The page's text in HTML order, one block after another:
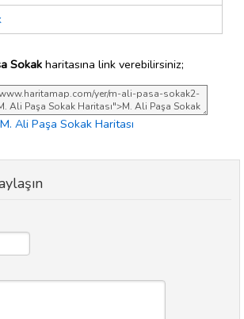
Sokakharitasına link verebilirsiniz;
M. Ali Paşa Sokak Haritası